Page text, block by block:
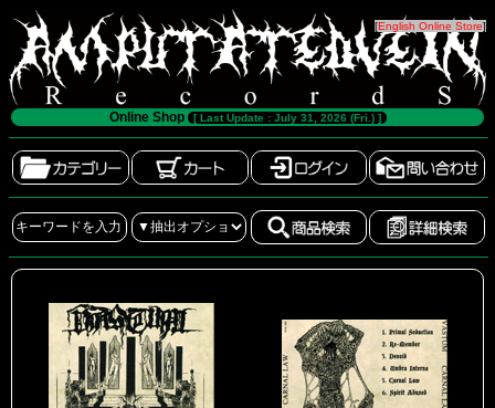
[English Online Store]
Online Shop [ Last Update : July 31, 2026 (Fri.) ]